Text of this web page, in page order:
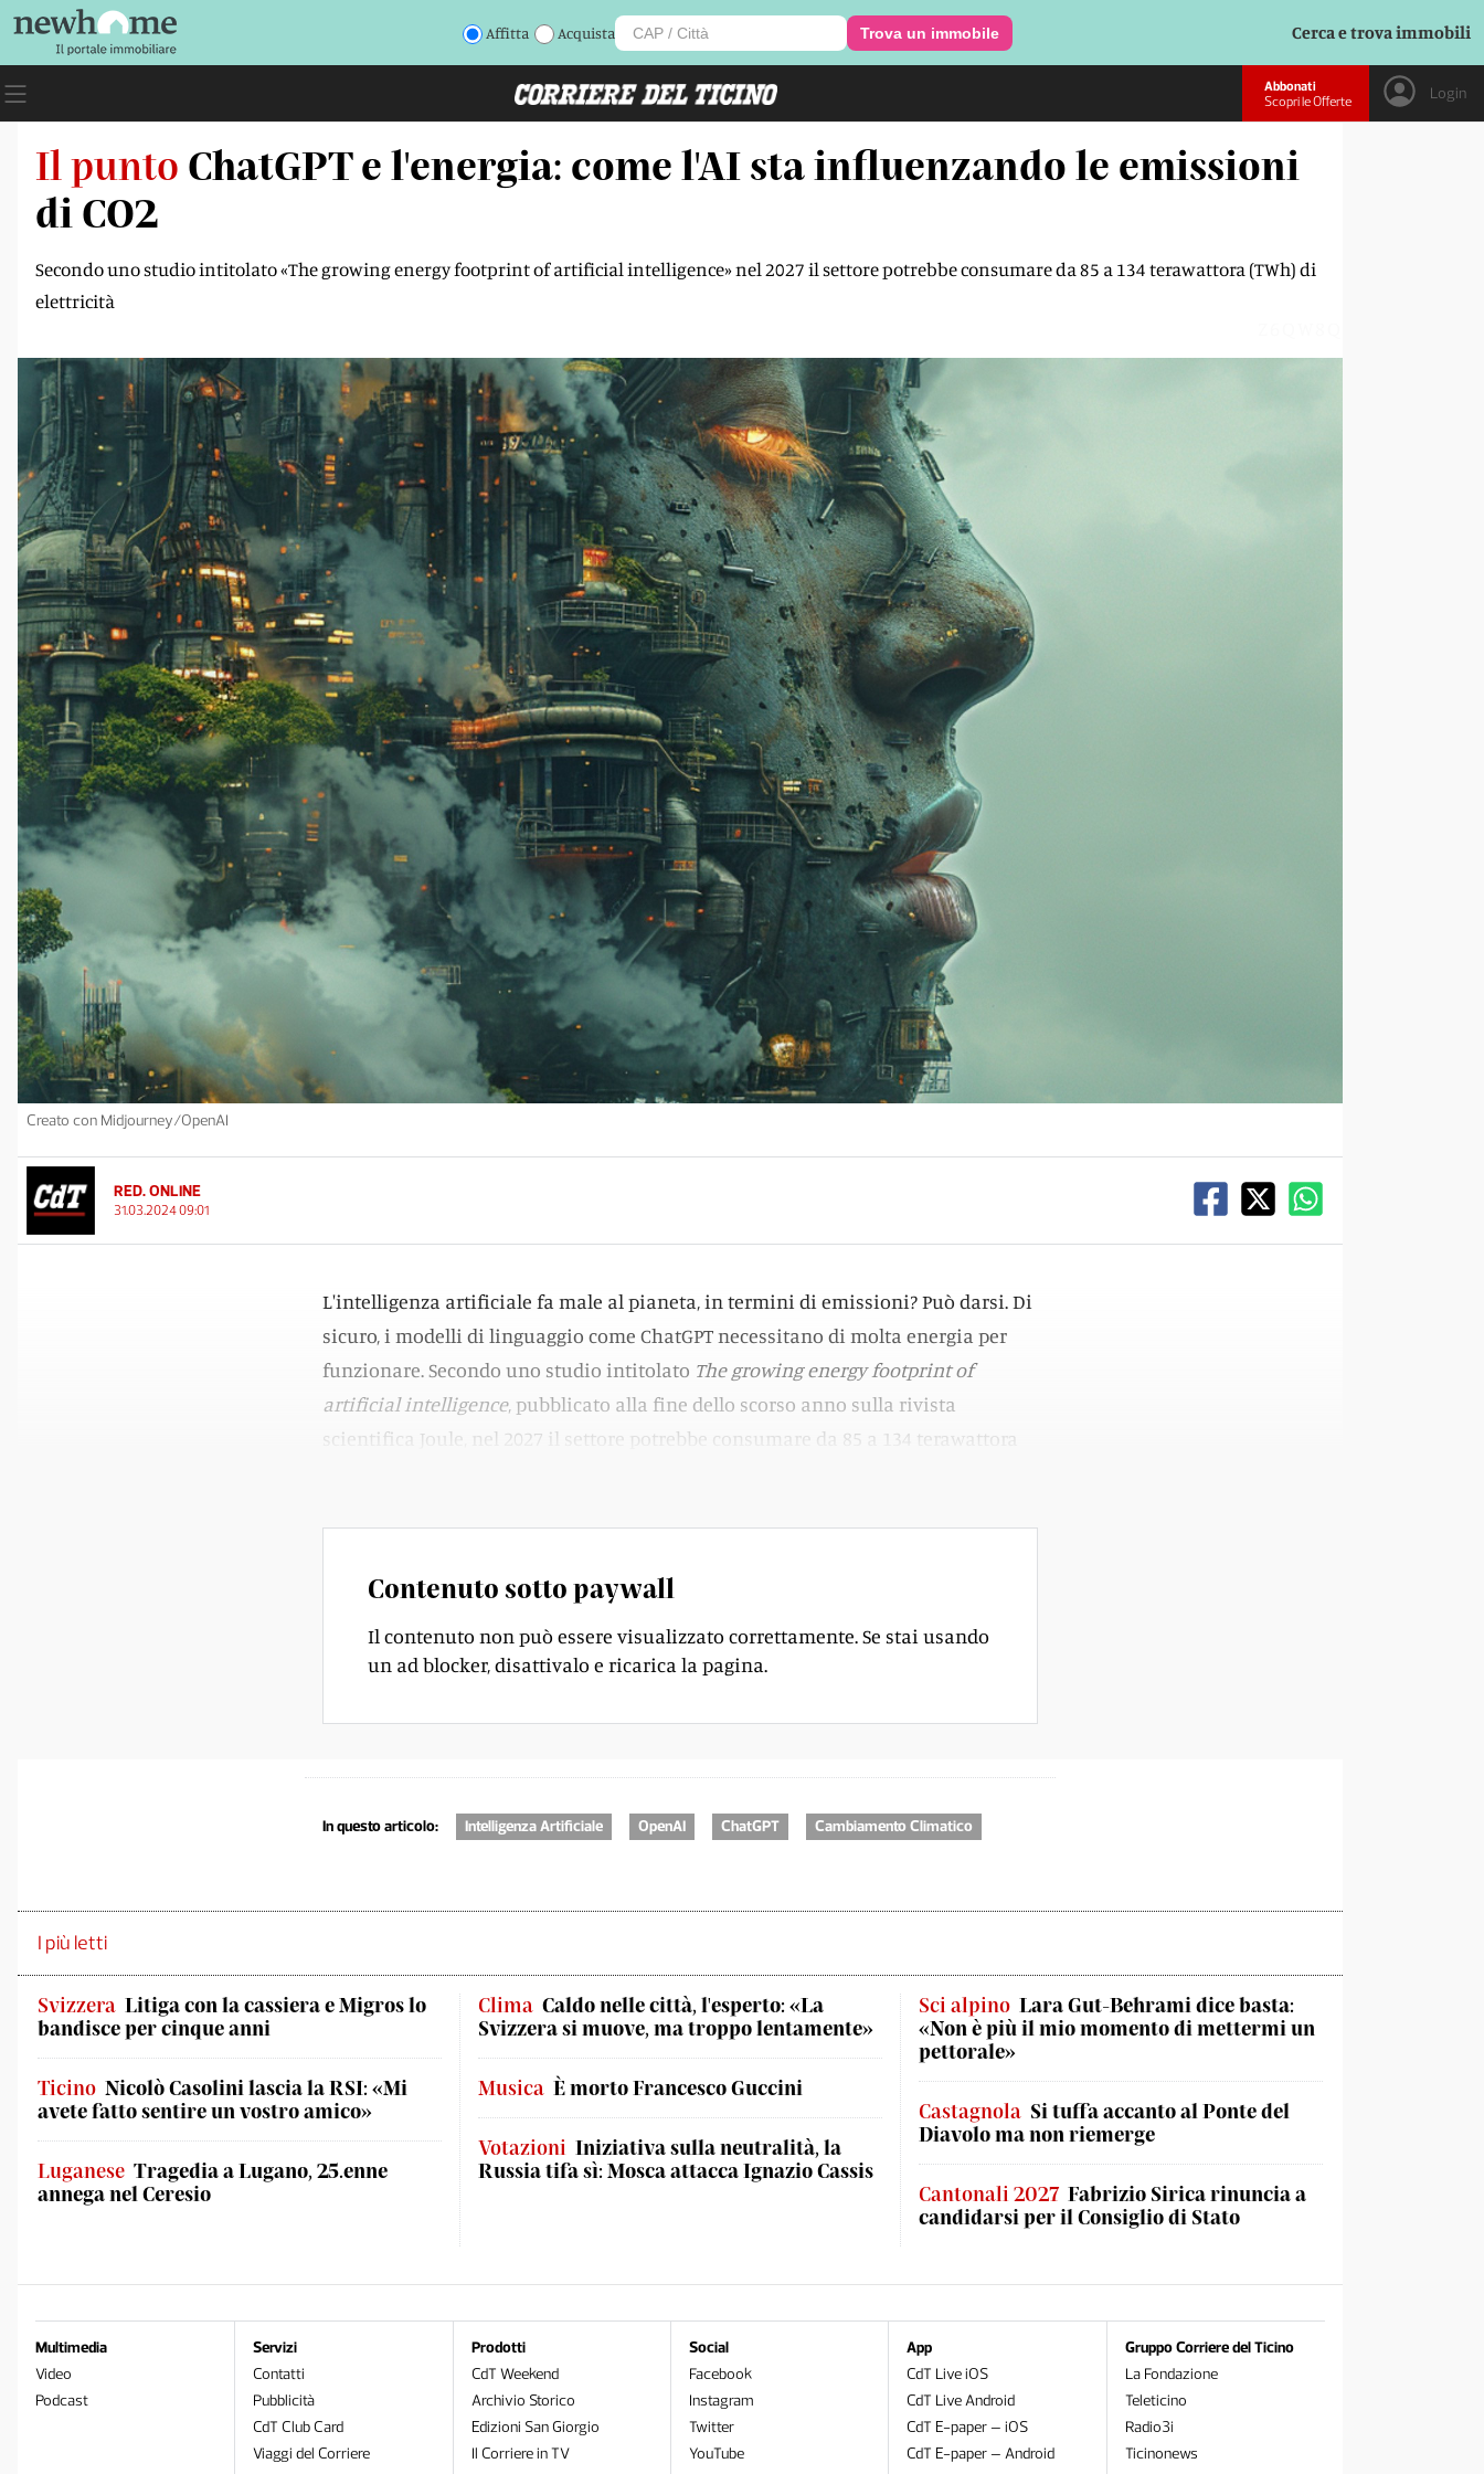
Affitta Acquista Trova un immobile Cerca e trova immobili
Abbonati
Scopri le Offerte
Login
Il punto ChatGPT e l'energia: come l'AI sta influenzando le emissioni
di CO2
Secondo uno studio intitolato «The growing energy footprint of artificial intelligence» nel 2027 il settore potrebbe consumare da 85 a 134 terawattora (TWh) di
elettricità
Creato con Midjourney/OpenAI
RED. ONLINE
31.03.2024 09:01
L'intelligenza artificiale fa male al pianeta, in termini di emissioni? Può darsi. Di
sicuro, i modelli di linguaggio come ChatGPT necessitano di molta energia per
funzionare. Secondo uno studio intitolato The growing energy footprint of
artificial intelligence, pubblicato alla fine dello scorso anno sulla rivista
scientifica Joule, nel 2027 il settore potrebbe consumare da 85 a 134 terawattora
Contenuto sotto paywall
Il contenuto non può essere visualizzato correttamente. Se stai usando
un ad blocker, disattivalo e ricarica la pagina.
In questo articolo: Intelligenza Artificiale OpenAI ChatGPT Cambiamento Climatico
I più letti
Svizzera Litiga con la cassiera e Migros lo
bandisce per cinque anni
Ticino Nicolò Casolini lascia la RSI: «Mi
avete fatto sentire un vostro amico»
Luganese Tragedia a Lugano, 25.enne
annega nel Ceresio
Clima Caldo nelle città, l'esperto: «La
Svizzera si muove, ma troppo lentamente»
Musica È morto Francesco Guccini
Votazioni Iniziativa sulla neutralità, la
Russia tifa sì: Mosca attacca Ignazio Cassis
Sci alpino Lara Gut-Behrami dice basta:
«Non è più il mio momento di mettermi un
pettorale»
Castagnola Si tuffa accanto al Ponte del
Diavolo ma non riemerge
Cantonali 2027 Fabrizio Sirica rinuncia a
candidarsi per il Consiglio di Stato
Multimedia
Video
Podcast
Servizi
Contatti
Pubblicità
CdT Club Card
Viaggi del Corriere
Prodotti
CdT Weekend
Archivio Storico
Edizioni San Giorgio
Il Corriere in TV
Social
Facebook
Instagram
Twitter
YouTube
App
CdT Live iOS
CdT Live Android
CdT E-paper – iOS
CdT E-paper – Android
Gruppo Corriere del Ticino
La Fondazione
Teleticino
Radio3i
Ticinonews